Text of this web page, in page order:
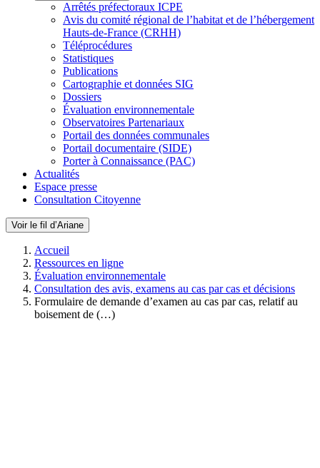
Arrêtés préfectoraux ICPE
Avis du comité régional de l’habitat et de l’hébergement
Hauts-de-France (CRHH)
Téléprocédures
Statistiques
Publications
Cartographie et données SIG
Dossiers
Évaluation environnementale
Observatoires Partenariaux
Portail des données communales
Portail documentaire (SIDE)
Porter à Connaissance (PAC)
Actualités
Espace presse
Consultation Citoyenne
Voir le fil d’Ariane
Accueil
Ressources en ligne
Évaluation environnementale
Consultation des avis, examens au cas par cas et décisions
Formulaire de demande d’examen au cas par cas, relatif au
boisement de (…)